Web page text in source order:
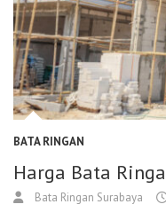
BATA RINGAN
Harga Bata
Bata Ringan Surabaya